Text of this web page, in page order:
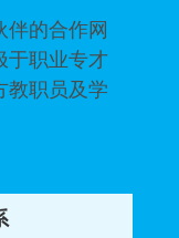
的合作网
于职业专才
教职员及学